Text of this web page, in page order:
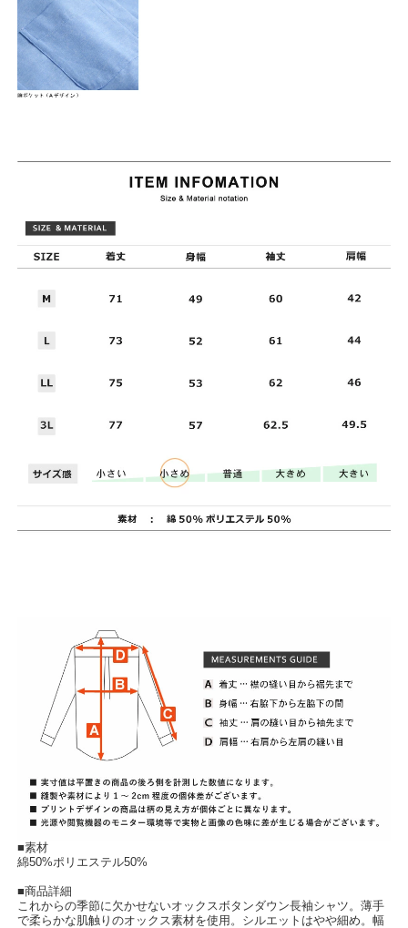
■素材
綿50%ポリエステル50%
■商品詳細
これからの季節に欠かせないオックスボタンダウン長袖シャツ。薄手
で柔らかな肌触りのオックス素材を使用。シルエットはやや細め。幅